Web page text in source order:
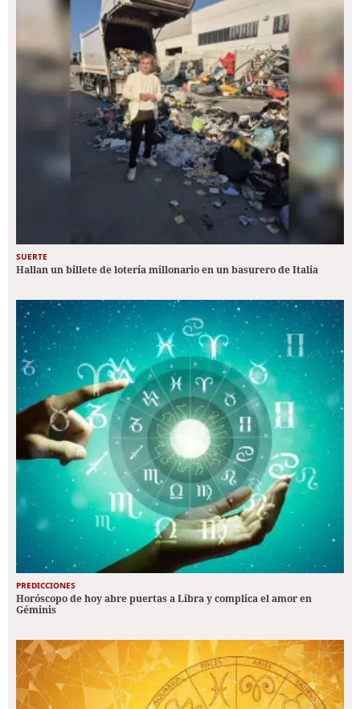
SUERTE
Hallan un billete de lotería millonario en un basurero de Italia
PREDICCIONES
Horóscopo de hoy abre puertas a Libra y complica el amor en
Géminis